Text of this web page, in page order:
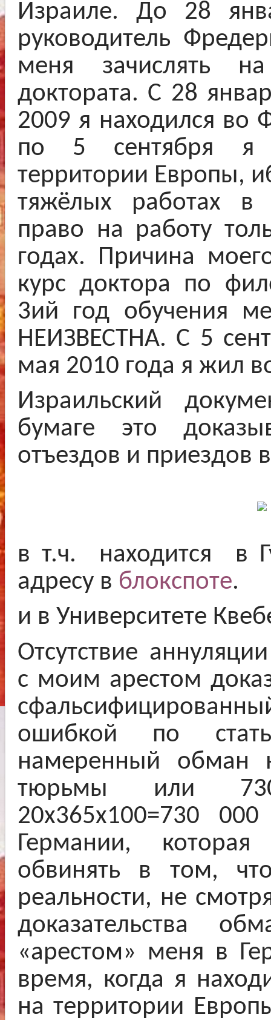
Израиле. До 28
руководитель
меня зачислять
доктората. С 28
2009 я находился во
по 5 сентября я
территории Европы,
тяжёлых работах
право на работу
годах. Причина
курс доктора по
3ий год обучения
НЕИЗВЕСТНА. С 5
мая 2010 года я жил
Израильский
бумаге это
отъездов и приездов
в т.ч. находится в
адресу в блокспоте.
и в Университете
Отсутствие
с моим арестом
ошибкой по
намеренный обман
тюрьмы или
20х365х100=730
Германии,
обвинять в том,
реальности, не
доказательства
«арестом» меня в
время, когда я
на территории